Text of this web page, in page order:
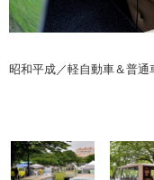
ショップレポート
レストア
カーメーカー「旧車」関
イベント
昭和平成／軽自動車＆普